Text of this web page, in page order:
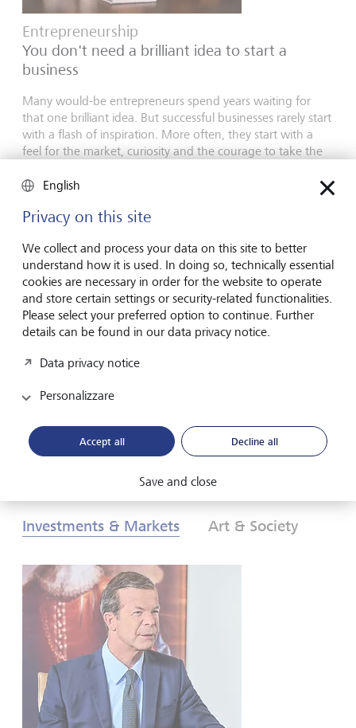
Entrepreneurship
You don't need a brilliant idea to start a
business
Many would-be entrepreneurs spend years waiting for
that one brilliant idea. But successful businesses rarely start
with a flash of inspiration. More often, they start with a
feel for the market, curiosity and the courage to take the
16 luglio 2026
Scoprire di più
Global Investment Outlook
Metà anno 2026: all'orizzonte degli eventi
L’economia globale sta assistendo a una ridefinizione degli
investitori? Scopritelo nelle nostre Prospettive
d’investimento globali 2026.
Download PDF Per saperne di più
Investments & Markets Art & Society
English
Privacy on this site
We collect and process your data on this site to better
understand how it is used. In doing so, technically essential
cookies are necessary in order for the website to operate
and store certain settings or security-related functionalities.
Please select your preferred option to continue. Further
details can be found in our data privacy notice.
Data privacy notice
Personalizzare
Accept all Decline all
Save and close